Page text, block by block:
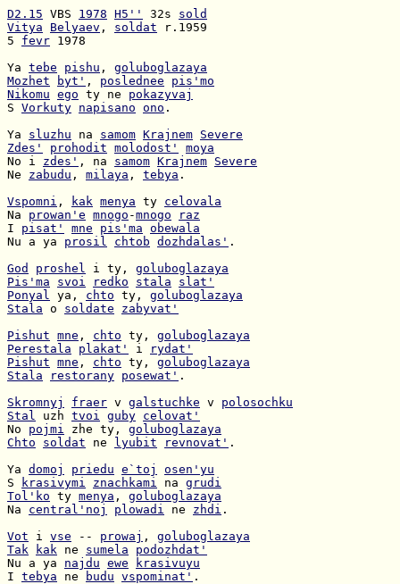
D2.15 VBS 1978 H5'' 32s sold
Vitya
Belyaev , soldat
5 fevr 1978
Ya tebe pishu , goluboglazaya
Mozhet
byt' , poslednee
pis'mo
Nikomu ego ty ne pokazyvaj
S Vorkuty napisano ono .
Ya sluzhu na samom Krajnem Severe
Zdes'
prohodit molodost'
moya
No i zdes' , na samom Krajnem Severe
Ne zabudu , milaya , tebya .
Vspomni , kak menya ty celovala
Na prowan'e mnogo -mnogo
raz
I pisat' mne pis'ma obewala
Nu a ya prosil chtob dozhdalas' .
God
proshel i ty, goluboglazaya
Pis'ma
svoi redko stala
slat'
Ponyal ya, chto ty, goluboglazaya
Stala o soldate
zabyvat'
Pishut mne , chto ty, goluboglazaya
Perestala
plakat' i
rydat'
Pishut mne , chto ty, goluboglazaya
Stala
restorany posewat' .
Skromnyj
fraer v galstuchke v polosochku
Stal uzh tvoi guby celovat'
No pojmi zhe ty, goluboglazaya
Chto
soldat ne lyubit revnovat' .
Ya domoj priedu e`toj
osen'yu
S
krasivymi znachkami na grudi
Tol'ko ty menya , goluboglazaya
Na central'noj plowadi ne zhdi .
Vot i vse -- prowaj , goluboglazaya
Tak
kak ne sumela
podozhdat'
Nu a ya najdu ewe
krasivuyu
I tebya ne budu vspominat' .